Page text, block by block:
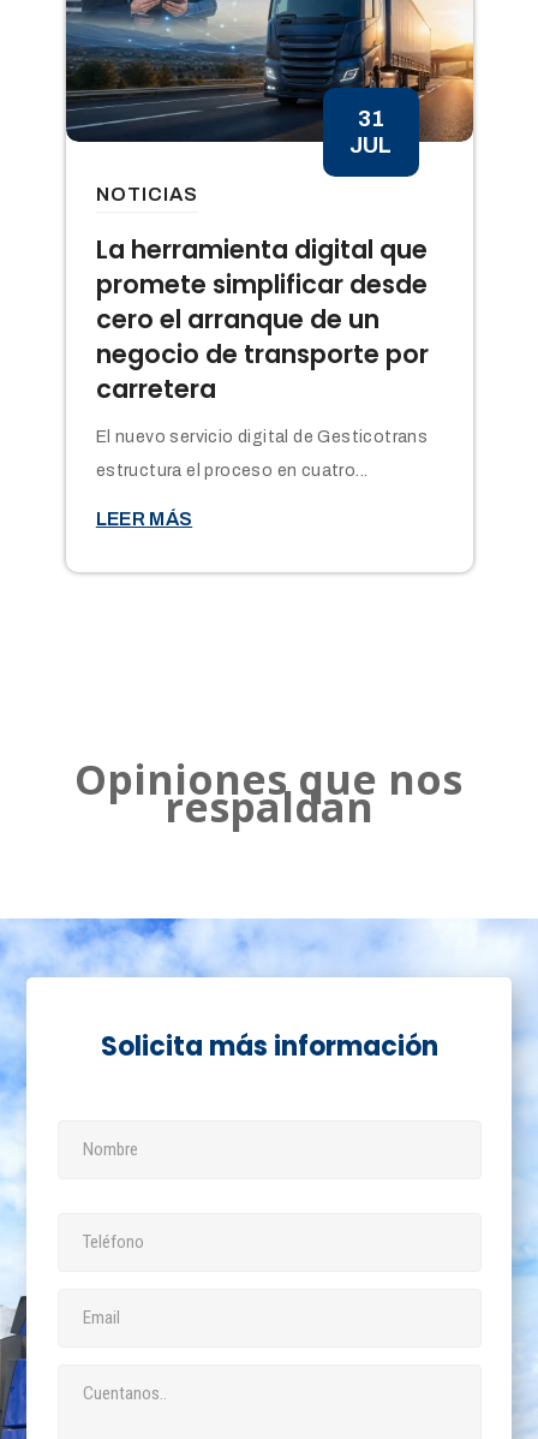
La herramienta digital que
promete simplificar desde
cero el arranque de un
negocio de transporte por
carretera
31
JUL
NOTICIAS
El nuevo servicio digital de Gesticotrans
estructura el proceso en cuatro...
LEER MÁS
Opiniones que nos
respaldan
Solicita más información